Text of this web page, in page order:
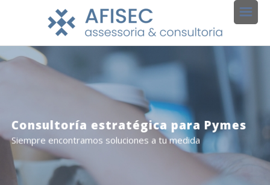
Siempre encontramos soluciones a tu medida
Consultoría estratégica para Pymes